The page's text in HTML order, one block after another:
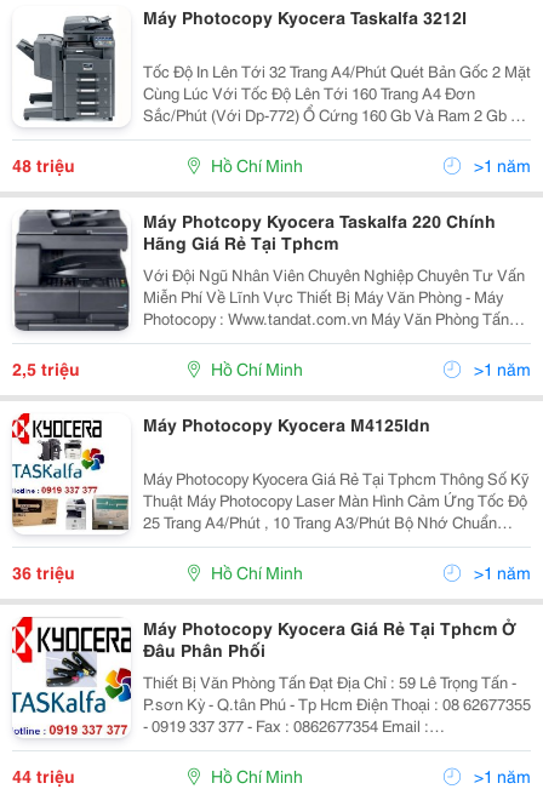
Máy Photocopy Kyocera Taskalfa 3212I
Tốc Độ In Lên Tới 32 Trang A4/Phút Quét Bản Gốc 2 Mặt
Cùng Lúc Với Tốc Độ Lên Tới 160 Trang A4 Đơn
Sắc/Phút (Với Dp-772) Ổ Cứng 160 Gb Và Ram 2 Gb Có
Sẵn Trong Cấu Hình Tiêu Chuẩn Hệ Thống Khay Giấy Đa
Dạng Kết Hợp Với Nhiều Bộ Nạp Bản Gốc K
48 triệu Hồ Chí Minh >1 năm
Máy Photcopy Kyocera Taskalfa 220 Chính
Hãng Giá Rẻ Tại Tphcm
Với Đội Ngũ Nhân Viên Chuyên Nghiệp Chuyên Tư Vấn
Miễn Phí Về Lĩnh Vực Thiết Bị Máy Văn Phòng - Máy
Photocopy : Www.tandat.com.vn Máy Văn Phòng Tấn
Đạt Là Nơi Cung Cấp Uy Tín &Amp; Chuyên Nghiệp
Nhất Về Dòng Sản Phẩm Máy In, Máy Photocopy, Vật
2,5 triệu Hồ Chí Minh >1 năm
Máy Photocopy Kyocera M4125Idn
Máy Photocopy Kyocera Giá Rẻ Tại Tphcm Thông Số Kỹ
Thuật Máy Photocopy Laser Màn Hình Cảm Ứng Tốc Độ
25 Trang A4/Phút , 10 Trang A3/Phút Bộ Nhớ Chuẩn
512Mb Có Thể Nâng Cấp Lên 1024Gb Độ Phân Giải :
600 X 600 Dpi Sao Chụp Liên Tục 999 Bản/1...
36 triệu Hồ Chí Minh >1 năm
Máy Photocopy Kyocera Giá Rẻ Tại Tphcm Ở
Đâu Phân Phối
Thiết Bị Văn Phòng Tấn Đạt Địa Chỉ : 59 Lê Trọng Tấn -
P.sơn Kỳ - Q.tân Phú - Tp Hcm Điện Thoại : 08 62677355
- 0919 337 377 - Fax : 0862677354 Email :
Nhantandat@Gmail.com Web : Www.tandat.com.vn
May Photocopy Kyocera Gia Re Tai Tphcm
44 triệu Hồ Chí Minh >1 năm